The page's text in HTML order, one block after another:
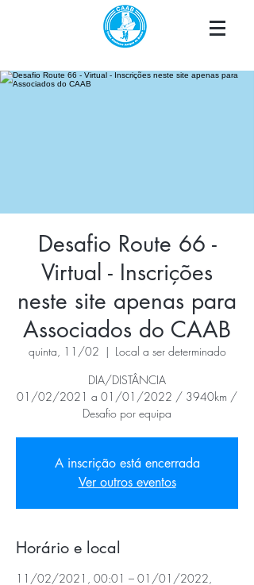
Desafio Route 66 -
Virtual - Inscrições
neste site apenas para
Associados do CAAB
quinta, 11/02
  |
Local a ser determinado
DIA/DISTÂNCIA
01/02/2021 a 01/01/2022 / 3940km /
Desafio por equipa
A inscrição está encerrada
Ver outros eventos
Horário e local
11/02/2021, 00:01 – 01/01/2022,